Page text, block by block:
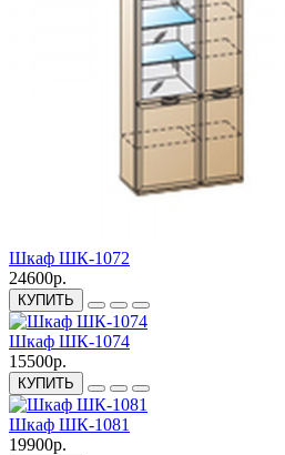
Шкаф ШК-1072
24600р.
КУПИТЬ
Шкаф ШК-1074
15500р.
КУПИТЬ
Шкаф ШК-1081
19900р.